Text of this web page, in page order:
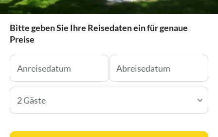
Bitte geben Sie Ihre Reisedaten ein für genaue
Preise
2 Gäste